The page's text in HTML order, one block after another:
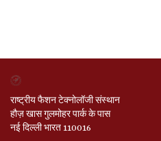
राष्ट्रीय फैशन टेक्नोलॉजी संस्थान
हौज़ खास गुलमोहर पार्क के पास
नई दिल्ली भारत 110016